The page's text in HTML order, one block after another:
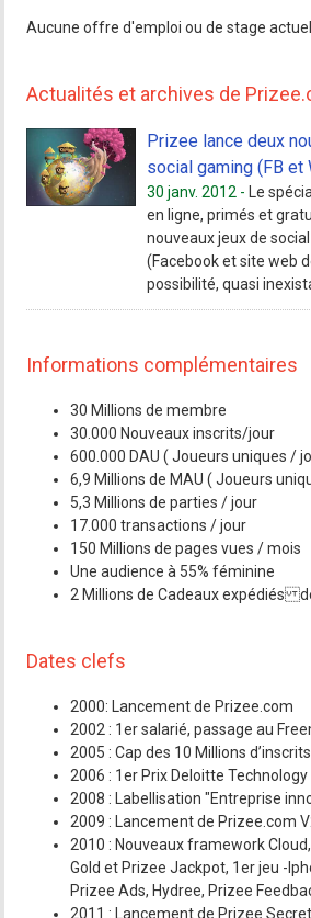
Aucune offre d'emploi ou de stage
Actualités et archives de
Prizee lance deux
social gaming (FB et
30 janv. 2012 -
Le
en ligne, primés et
nouveaux jeux de
(Facebook et site web
possibilité, quasi
Informations complémentaires
30 Millions de membre
30.000 Nouveaux inscrits/jour
600.000 DAU ( Joueurs uniques /
6,9 Millions de MAU ( Joueurs
5,3 Millions de parties / jour
17.000 transactions / jour
150 Millions de pages vues / mois
Une audience à 55% féminine
2 Millions de Cadeaux expédiés
Dates clefs
2000: Lancement de Prizee.com
2002 : 1er salarié, passage au
2005 : Cap des 10 Millions d’inscrits
2006 : 1er Prix Deloitte Technology
2008 : Labellisation "Entreprise
2009 : Lancement de Prizee.com
2010 : Nouveaux framework
Gold et Prizee Jackpot, 1er jeu -
Prizee Ads, Hydree, Prizee
2011 : Lancement de Prizee Secret